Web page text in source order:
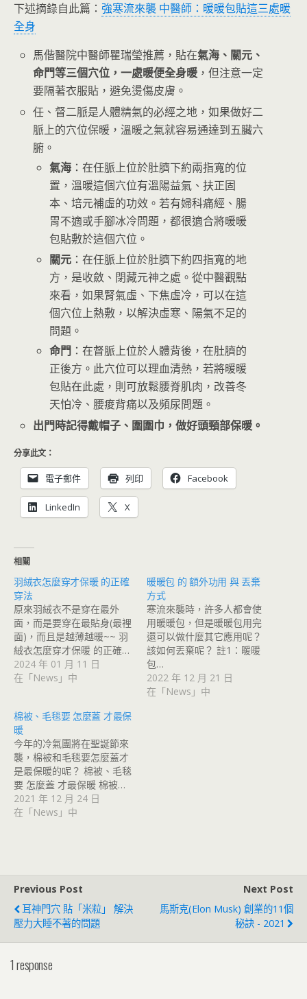
下述摘錄自此篇： 強寒流來襲 中醫師：暖暖包貼這三處暖
全身
馬偕醫院中醫師瞿瑞瑩推薦，貼在氣海、關元、
命門等三個穴位，一處暖便全身暖 ，但注意一定
要隔著衣服貼，避免燙傷皮膚。
任、督二脈是人體精氣的必經之地，如果做好二
脈上的穴位保暖，溫暖之氣就容易通達到五臟六
腑。
氣海 ：在任脈上位於肚臍下約兩指寬的位
置，溫暖這個穴位有溫陽益氣、扶正固
本、培元補虛的功效。若有婦科痛經、腸
胃不適或手腳冰冷問題，都很適合將暖暖
包貼敷於這個穴位。
關元 ：在任脈上位於肚臍下約四指寬的地
方，是收斂、閉藏元神之處。從中醫觀點
來看，如果腎氣虛、下焦虛冷，可以在這
個穴位上熱敷，以解決虛寒、陽氣不足的
問題。
命門 ：在督脈上位於人體背後，在肚臍的
正後方。此穴位可以理血清熱，若將暖暖
包貼在此處，則可放鬆腰脊肌肉，改善冬
天怕冷、腰痠背痛以及頻尿問題。
出門時記得戴帽子、圍圍巾，做好頭頸部保暖。
分享此文：
電子郵件 列印 Facebook
LinkedIn X
相關
羽絨衣怎麼穿才保暖 的正確
穿法
原來羽絨衣不是穿在最外
面，而是要穿在最貼身(最裡
面)，而且是越薄越暖~~ 羽
絨衣怎麼穿才保暖 的正確…
2024 年 01 月 11 日
在「News」中
暖暖包 的 額外功用 與 丟棄
方式
寒流來襲時，許多人都會使
用暖暖包，但是暖暖包用完
還可以做什麼其它應用呢？
該如何丟棄呢？ 註1：暖暖
包…
2022 年 12 月 21 日
在「News」中
棉被、毛毯要 怎麼蓋 才最保
暖
今年的冷氣團將在聖誕節來
襲，棉被和毛毯要怎麼蓋才
是最保暖的呢？ 棉被、毛毯
要 怎麼蓋 才最保暖 棉被…
2021 年 12 月 24 日
在「News」中
Previous Post
耳神門穴 貼「米粒」 解決
壓力大睡不著的問題
Next Post
馬斯克(Elon Musk) 創業的11個
秘訣 - 2021
1 response